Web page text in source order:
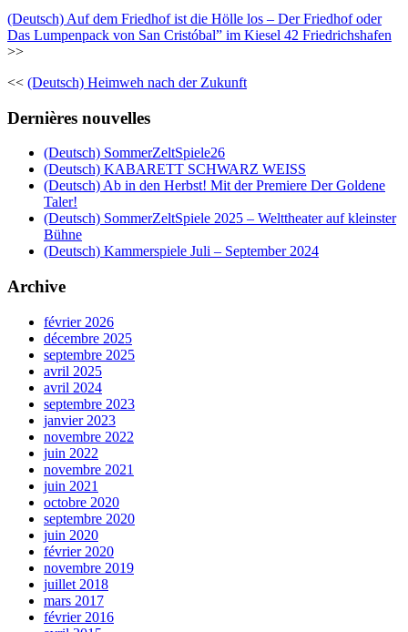
(Deutsch) Auf dem Friedhof ist die Hölle los – Der Friedhof oder
Das Lumpenpack von San Cristóbal” im Kiesel 42 Friedrichshafen
>>
<< (Deutsch) Heimweh nach der Zukunft
Dernières nouvelles
(Deutsch) SommerZeltSpiele26
(Deutsch) KABARETT SCHWARZ WEISS
(Deutsch) Ab in den Herbst! Mit der Premiere Der Goldene
Taler!
(Deutsch) SommerZeltSpiele 2025 – Welttheater auf kleinster
Bühne
(Deutsch) Kammerspiele Juli – September 2024
Archive
février 2026
décembre 2025
septembre 2025
avril 2025
avril 2024
septembre 2023
janvier 2023
novembre 2022
juin 2022
novembre 2021
juin 2021
octobre 2020
septembre 2020
juin 2020
février 2020
novembre 2019
juillet 2018
mars 2017
février 2016